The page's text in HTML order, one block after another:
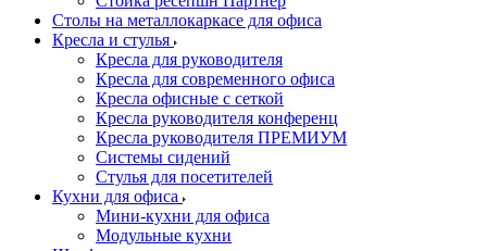
Столы на металлокаркасе для офиса
Кресла и стулья
Кресла для руководителя
Кресла для современного офиса
Кресла офисные с сеткой
Кресла руководителя конференц
Кресла руководителя ПРЕМИУМ
Системы сидений
Стулья для посетителей
Кухни для офиса
Мини-кухни для офиса
Модульные кухни